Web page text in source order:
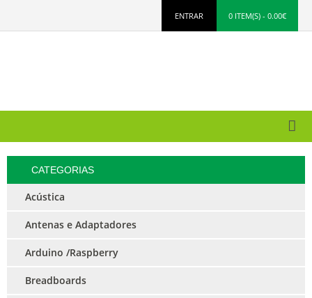
ENTRAR 0 ITEM(S) - 0.00€
CATEGORIAS
Acústica
Antenas e Adaptadores
Arduino /Raspberry
Breadboards